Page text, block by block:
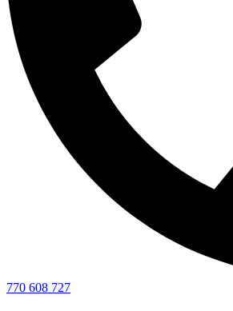
770 608 727